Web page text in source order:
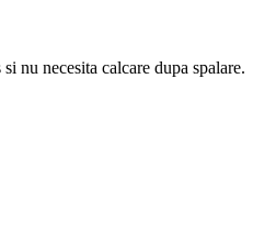
nu necesita calcare dupa spalare.